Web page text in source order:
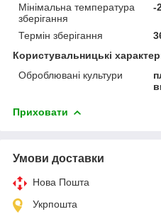
Мінімальна температура
зберігання
-
Термін зберігання
Користувальницькі
Оброблювані культури
Приховати
Умови доставки
Нова Пошта
Укрпошта